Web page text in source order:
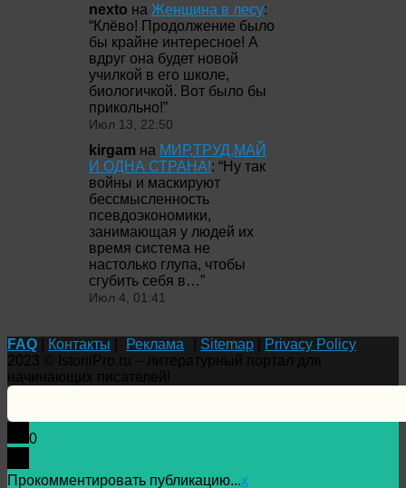
nexto на Женщина в лесу:
“Клёво! Продолжение было
бы крайне интересное! А
вдруг она будет новой
училкой в его школе,
биологичкой. Вот было бы
прикольно!”
Июл 13, 22:50
kirgam на МИР,ТРУД,МАЙ
И ОДНА СТРАНА!: “Ну так
войны и маскируют
бессмысленность
псевдоэкономики,
занимающая у людей их
время система не
настолько глупа, чтобы
сгубить себя в…”
Июл 4, 01:41
FAQ Контакты Реклама Sitemap
Privacy Policy
0
Прокомментировать публикацию...x